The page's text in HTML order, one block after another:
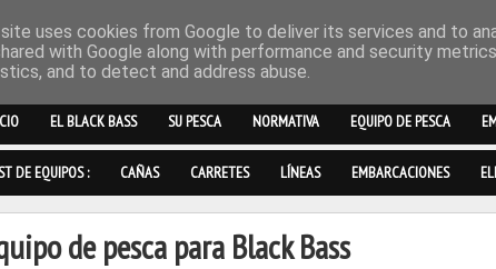
EL BLACK BASS SU PESCA NORMATIVA EQUIPO DE PESCA
DE EQUIPOS : CAÑAS CARRETES LÍNEAS EMBARCACIONES
de pesca para Black Bass
uses cookies from Google to deliver its services and to
with Google along with performance and security
and to detect and address abuse.